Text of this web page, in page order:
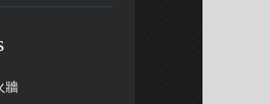
牆